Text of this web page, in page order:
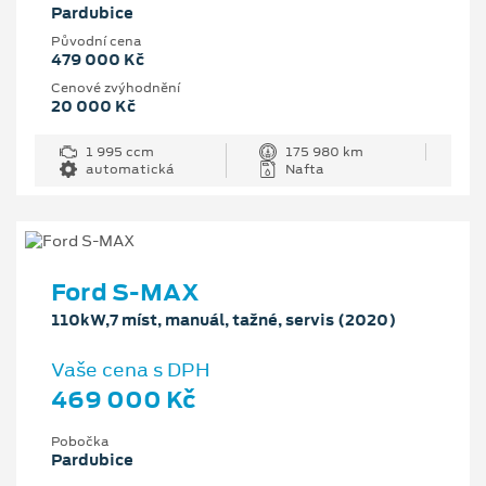
Pardubice
Původní cena
479 000 Kč
Cenové zvýhodnění
20 000 Kč
1 995 ccm
175 980 km
automatická
Nafta
Ford S-MAX
110kW,7 míst, manuál, tažné, servis (2020)
Vaše cena s DPH
469 000 Kč
Pobočka
Pardubice